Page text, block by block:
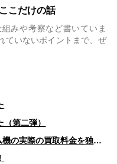
こだけの話
みや考察など書いていま
ていないポイントまで、ぜ
第二弾）
際の買取料金を独自調査！！